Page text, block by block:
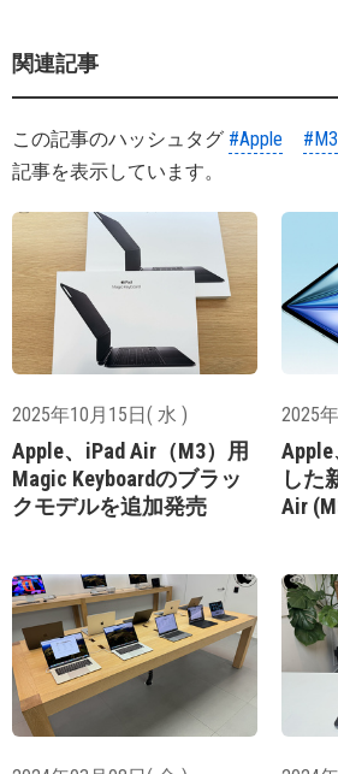
関連記事
この記事のハッシュタグ #Apple #M3
記事を表示しています。
2025年10月15日( 水 )
Apple、iPad Air（M3）用
Magic Keyboardのブラッ
クモデルを追加発売
2025
した
Air